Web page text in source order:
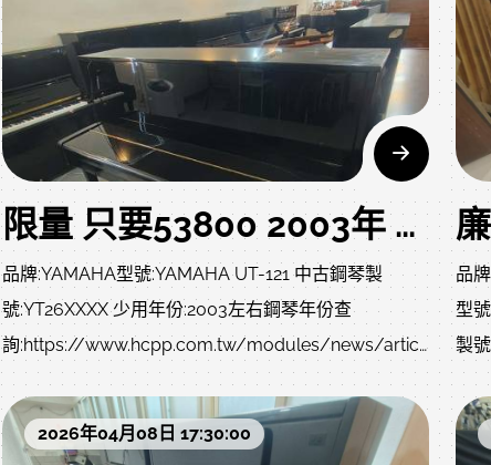
過的人回家都會夢到它這麼完美的一台琴您沒看錯聽說
當時原價要19萬7 的價格，現在5折都不用，直接下殺
3.3折，只要63800自己搬回家品牌:KAWAI 中古鋼琴
只要63800元 KAWAI KU-80 鑲花大譜架 定弦裝置 高
端中古鋼琴 自己搬回家型號:KU-80二手鋼琴 頂級機種
值得擁有 要買頂級就式是這款了非印尼款K80鋼琴，聽
說現在全新印尼廠的快20萬，我們這是日本零件台灣組
裝的6支支柱+止音線裝置+演奏琴專用定弦裝置+鍵盤蓋
緩降裝置+上前板音孔裝置+響板音孔裝置+G曲線響板設
計+鑲花譜架高度:132cm 深度:65cm 寬度:153cm 重
量:260kg以下照片影片是我們專業認證回收後當下的原
始狀況，上一手保存良好就像去買中古車，車行都整理
得很漂亮，但您不知道的是原始狀況?是否被撞?是否大
限量 只要53800 2003年 UT121 二手鋼琴 讓您搬回家 中古琴 請找 中壢中古鋼琴黃先生
品牌:YAMAHA型號:YAMAHA UT-121 中古鋼琴製
號:YT26XXXX 少用年份:2003左右鋼琴年份查
詢:https://www.hcpp.com.tw/modules/news/article.php?
storyid=21附贈:調音一次、中古升降琴椅、除濕棒、耐
重珠碗、拭琴布、琴油、等..不含運北部一樓或電梯約
2000元左右(樓梯、吊車、拆鍵盤、偏鄉、離島、裝
品
型
製
附
拭
不
2026年04月08日 17:30:00